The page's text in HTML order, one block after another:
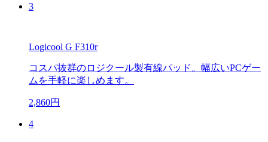
3
Logicool G F310r
コスパ抜群のロジクール製有線パッド。幅広いPCゲー
ムを手軽に楽しめます。
2,860円
4